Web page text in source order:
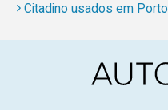
Citadino usados em Porto